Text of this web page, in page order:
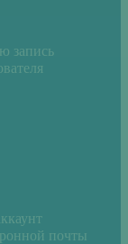
запись
почты